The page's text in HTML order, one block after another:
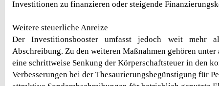
Investitionen zu finanzieren oder steigende
Weitere steuerliche Anreize
Der Investitionsbooster umfasst jedoch weit mehr
Abschreibung. Zu den weiteren Maßnahmen gehören unter
eine schrittweise Senkung der Körperschaftsteuer in den
Verbesserungen bei der Thesaurierungsbegünstigung für